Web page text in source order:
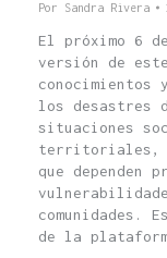
Por Sandra Rivera
El próximo 6
versión de
conocimientos
los desastres
situaciones
territoriales,
que dependen
comunidades.
de la